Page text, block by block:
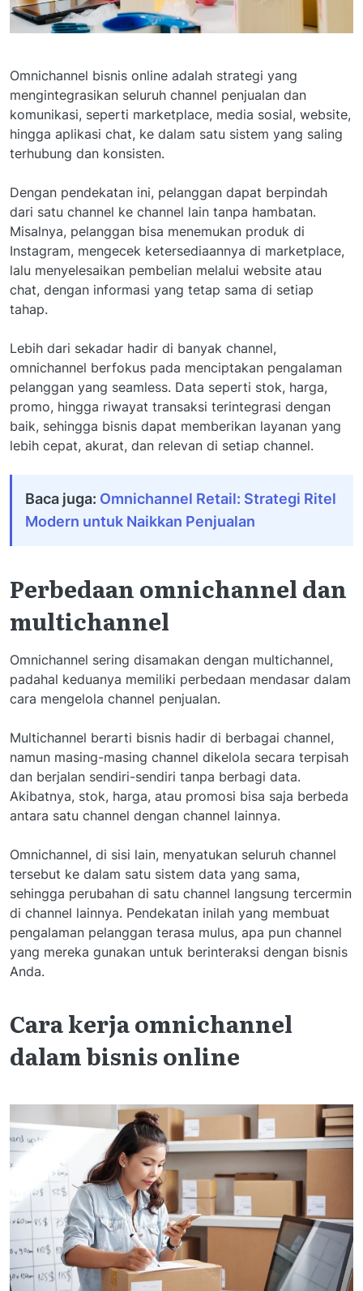
Omnichannel bisnis online adalah strategi yang
mengintegrasikan seluruh channel penjualan dan
komunikasi, seperti marketplace, media sosial, website,
hingga aplikasi chat, ke dalam satu sistem yang saling
terhubung dan konsisten.
Dengan pendekatan ini, pelanggan dapat berpindah
dari satu channel ke channel lain tanpa hambatan.
Misalnya, pelanggan bisa menemukan produk di
Instagram, mengecek ketersediaannya di marketplace,
lalu menyelesaikan pembelian melalui website atau
chat, dengan informasi yang tetap sama di setiap
tahap.
Lebih dari sekadar hadir di banyak channel,
omnichannel berfokus pada menciptakan pengalaman
pelanggan yang seamless. Data seperti stok, harga,
promo, hingga riwayat transaksi terintegrasi dengan
baik, sehingga bisnis dapat memberikan layanan yang
lebih cepat, akurat, dan relevan di setiap channel.
Baca juga: Omnichannel Retail: Strategi Ritel
Modern untuk Naikkan Penjualan
Perbedaan omnichannel dan
multichannel
Omnichannel sering disamakan dengan multichannel,
padahal keduanya memiliki perbedaan mendasar dalam
cara mengelola channel penjualan.
Multichannel berarti bisnis hadir di berbagai channel,
namun masing-masing channel dikelola secara terpisah
dan berjalan sendiri-sendiri tanpa berbagi data.
Akibatnya, stok, harga, atau promosi bisa saja berbeda
antara satu channel dengan channel lainnya.
Omnichannel, di sisi lain, menyatukan seluruh channel
tersebut ke dalam satu sistem data yang sama,
sehingga perubahan di satu channel langsung tercermin
di channel lainnya. Pendekatan inilah yang membuat
pengalaman pelanggan terasa mulus, apa pun channel
yang mereka gunakan untuk berinteraksi dengan bisnis
Anda.
Cara kerja omnichannel
dalam bisnis online